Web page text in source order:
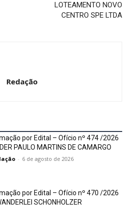
LOTEAMENTO NOVO
CENTRO SPE LTDA
Redação
por Edital – Ofício nº 474 /2026
PAULO MARTINS DE CAMARGO
- 6 de agosto de 2026
por Edital – Ofício nº 470 /2026
SCHONHOLZER